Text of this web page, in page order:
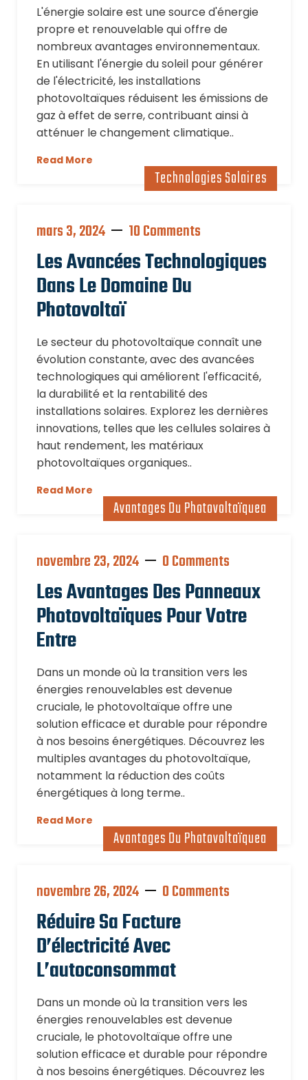
L'énergie solaire est une source d'énergie
propre et renouvelable qui offre de
nombreux avantages environnementaux.
En utilisant l'énergie du soleil pour générer
de l'électricité, les installations
photovoltaïques réduisent les émissions de
gaz à effet de serre, contribuant ainsi à
atténuer le changement climatique..
Read More
Technologies Solaires
mars 3, 2024 10 Comments
Les Avancées Technologiques
Dans Le Domaine Du
Photovoltaï
Le secteur du photovoltaïque connaît une
évolution constante, avec des avancées
technologiques qui améliorent l'efficacité,
la durabilité et la rentabilité des
installations solaires. Explorez les dernières
innovations, telles que les cellules solaires à
haut rendement, les matériaux
photovoltaïques organiques..
Read More
Avantages Du Photovoltaïquea
novembre 23, 2024 0 Comments
Les Avantages Des Panneaux
Photovoltaïques Pour Votre
Entre
Dans un monde où la transition vers les
énergies renouvelables est devenue
cruciale, le photovoltaïque offre une
solution efficace et durable pour répondre
à nos besoins énergétiques. Découvrez les
multiples avantages du photovoltaïque,
notamment la réduction des coûts
énergétiques à long terme..
Read More
Avantages Du Photovoltaïquea
novembre 26, 2024 0 Comments
Réduire Sa Facture
D’électricité Avec
L’autoconsommat
Dans un monde où la transition vers les
énergies renouvelables est devenue
cruciale, le photovoltaïque offre une
solution efficace et durable pour répondre
à nos besoins énergétiques. Découvrez les